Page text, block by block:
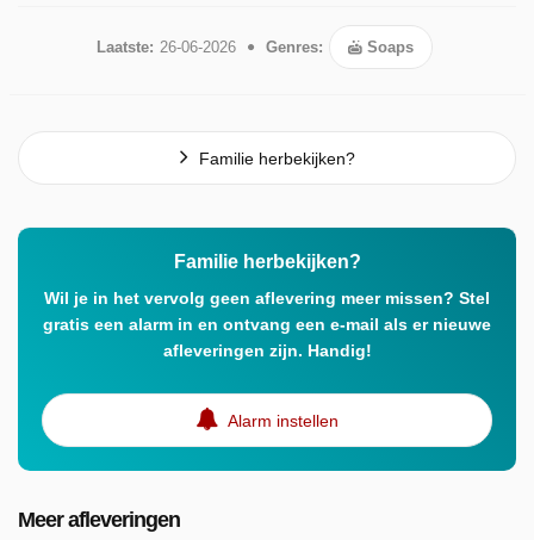
Laatste: 26-06-2026 Genres: Soaps
Familie herbekijken?
Familie herbekijken?
Wil je in het vervolg geen aflevering meer missen? Stel
gratis een alarm in en ontvang een e-mail als er nieuwe
afleveringen zijn. Handig!
Alarm instellen
Meer afleveringen